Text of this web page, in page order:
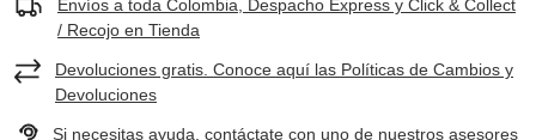
Envíos a toda Colombia, Despacho Express y Click & Collect
/ Recojo en Tienda
Devoluciones gratis. Conoce aquí las Políticas de Cambios y
Devoluciones
Si necesitas ayuda, contáctate con uno de nuestros asesores